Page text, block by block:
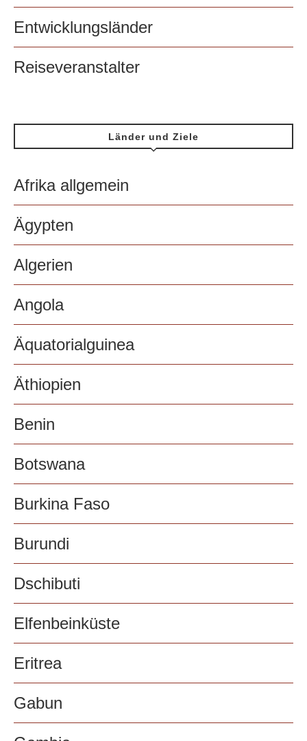
Entwicklungsländer
Reiseveranstalter
Länder und Ziele
Afrika allgemein
Ägypten
Algerien
Angola
Äquatorialguinea
Äthiopien
Benin
Botswana
Burkina Faso
Burundi
Dschibuti
Elfenbeinküste
Eritrea
Gabun